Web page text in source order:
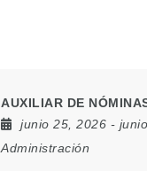
AUXILIAR DE
junio 25, 2026 -
Administración